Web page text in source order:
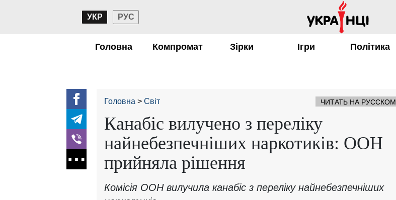
УКР РУС
Головна Компромат Зірки Ігри Політика
Головна Світ ЧИТАТЬ НА РУССКОМ
Канабіс вилучено з переліку
найнебезпечніших наркотиків: ООН
прийняла рішення
Комісія ООН вилучила канабіс з переліку найнебезпечніших